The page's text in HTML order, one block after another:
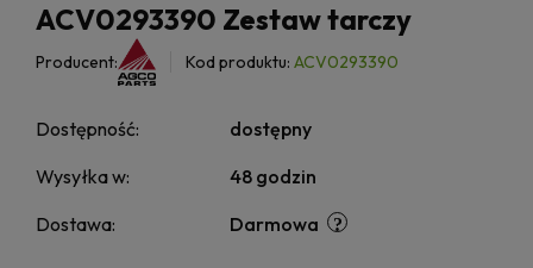
ACV0293390 Zestaw tarczy
Producent: Kod produktu: ACV0293390
Dostępność:
dostępny
Wysyłka w:
48 godzin
Dostawa:
Darmowa